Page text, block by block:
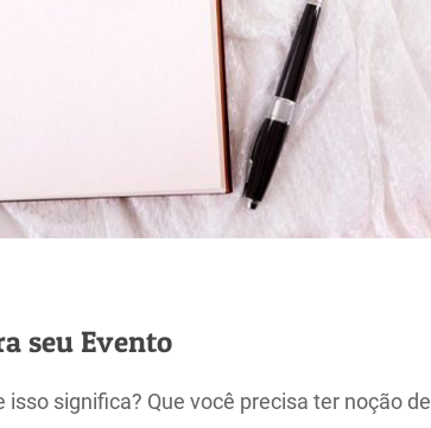
seu Evento
significa? Que você precisa ter noção de